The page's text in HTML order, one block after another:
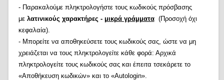
- Παρακαλούμε πληκτρολογήστε τους κωδικούς πρόσβασης
με λατινικούς χαρακτήρες - μικρά γράμματα(Προσοχή όχι
κεφαλαία).
- Μπορείτε να αποθηκεύσετε τους κωδικούς σας, ώστε να μη
χρειάζεται να τους πληκτρολογείτε κάθε φορά: Αρχικά
πληκτρολογείτε τους κωδικούς σας και έπειτα τσεκάρετε το
«Αποθήκευση κωδικών» και το «Autologin».